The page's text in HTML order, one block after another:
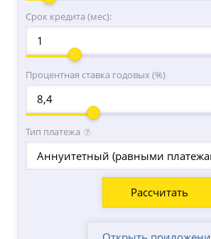
Срок кредита (мес):
Процентная ставка годовых (%)
Тип платежа
Аннуитетный (равными